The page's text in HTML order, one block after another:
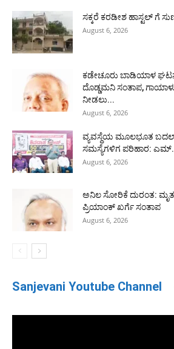
ಸಕ್ಕರೆ ಕರಡೀಶ ಹಾಸ್ಟಲ್ ಗೆ
August 6, 2026
ಕಡೇಚೂರು ಬಾಡಿಯಾಳ ಘಟನೆ
ದೊಡ್ಡಮನಿ ಸಂತಾಪ,
ನೀಡಲು...
August 6, 2026
ವ್ಯವಸ್ಥೆಯ ಮೂಲಭೂತ
ಸಮಸ್ಯೆಗಳಿಗ ಪರಿಹಾರ:
August 6, 2026
ಅನಿಲ ಸೋರಿಕೆ ದುರಂತ:
ಪ್ರಿಯಾಂಕ್ ಖರ್ಗೆ ಸಂತಾಪ
August 6, 2026
Sanjevani Youtube Channel